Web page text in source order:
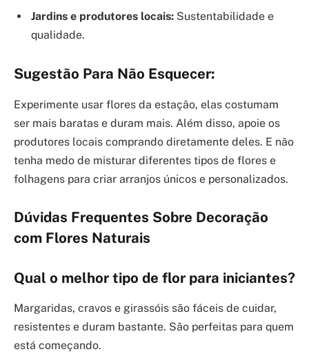
Jardins e produtores locais: Sustentabilidade e
qualidade.
Sugestão Para Não Esquecer:
Experimente usar flores da estação, elas costumam
ser mais baratas e duram mais. Além disso, apoie os
produtores locais comprando diretamente deles. E não
tenha medo de misturar diferentes tipos de flores e
folhagens para criar arranjos únicos e personalizados.
Dúvidas Frequentes Sobre Decoração
com Flores Naturais
Qual o melhor tipo de flor para iniciantes?
Margaridas, cravos e girassóis são fáceis de cuidar,
resistentes e duram bastante. São perfeitas para quem
está começando.